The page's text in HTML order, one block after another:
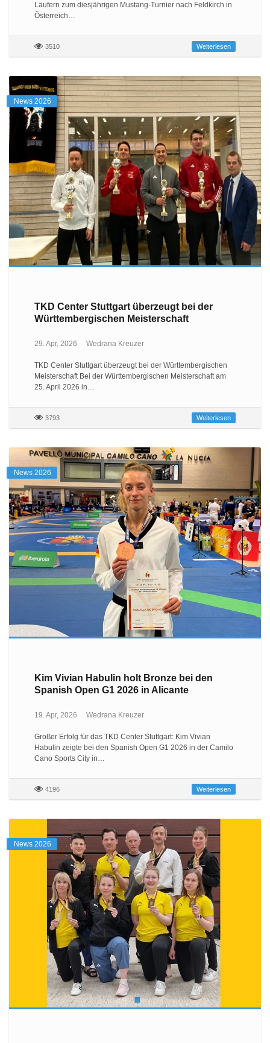
Läufern zum diesjährigen Mustang-Turnier nach Feldkirch in
Österreich…
3510 Weiterlesen
News 2026
TKD Center Stuttgart überzeugt bei der
Württembergischen Meisterschaft
29. Apr, 2026 Wedrana Kreuzer
TKD Center Stuttgart überzeugt bei der Württembergischen
Meisterschaft Bei der Württembergischen Meisterschaft am
25. April 2026 in…
3793 Weiterlesen
News 2026
Kim Vivian Habulin holt Bronze bei den
Spanish Open G1 2026 in Alicante
19. Apr, 2026 Wedrana Kreuzer
Großer Erfolg für das TKD Center Stuttgart: Kim Vivian
Habulin zeigte bei den Spanish Open G1 2026 in der Camilo
Cano Sports City in…
4196 Weiterlesen
News 2026